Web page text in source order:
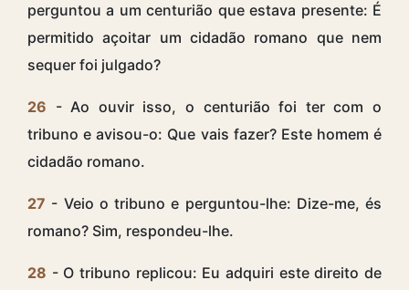
perguntou a um centurião que estava presente: É
permitido açoitar um cidadão romano que nem
sequer foi julgado?
26 - Ao ouvir isso, o centurião foi ter com o
tribuno e avisou-o: Que vais fazer? Este homem é
cidadão romano.
27 - Veio o tribuno e perguntou-lhe: Dize-me, és
romano? Sim, respondeu-lhe.
28 - O tribuno replicou: Eu adquiri este direito de